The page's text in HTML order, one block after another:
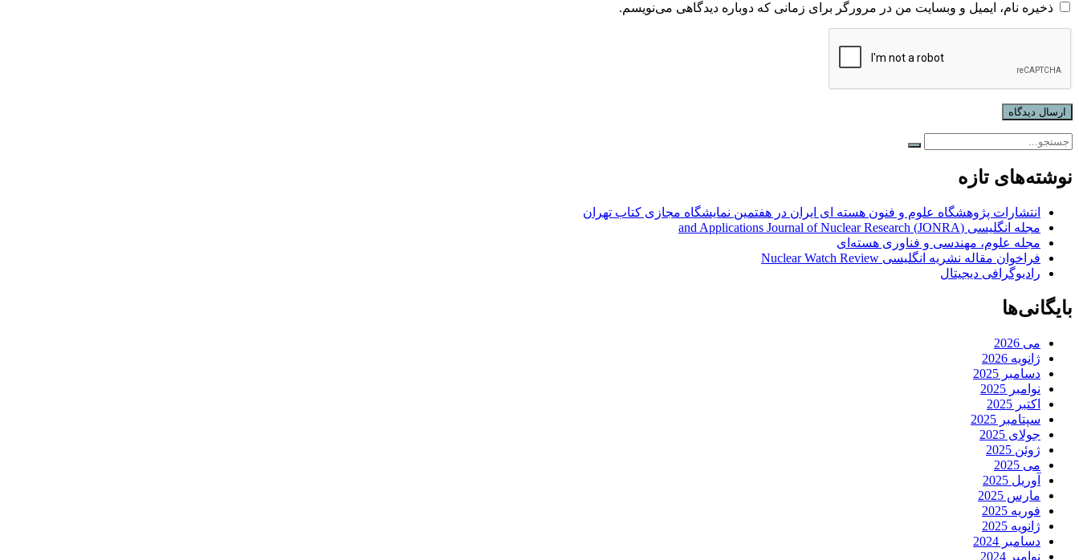
ذخیره نام، ایمیل و وبسایت من در مرورگر برای زمانی که دوباره دیدگاهی می‌نویسم.
نوشته‌های تازه
انتشارات پژوهشگاه علوم و فنون هسته ای ایران در هفتمین نمایشگاه مجازی کتاب تهران
مجله انگلیسی (JONRA) and Applications Journal of Nuclear Research
مجله علوم، مهندسی و فناوری هسته‌ای
فراخوان مقاله نشریه انگلیسی Nuclear Watch Review
رادیوگرافی دیجیتال
بایگانی‌ها
می 2026
ژانویه 2026
دسامبر 2025
نوامبر 2025
اکتبر 2025
سپتامبر 2025
جولای 2025
ژوئن 2025
می 2025
آوریل 2025
مارس 2025
فوریه 2025
ژانویه 2025
دسامبر 2024
نوامبر 2024